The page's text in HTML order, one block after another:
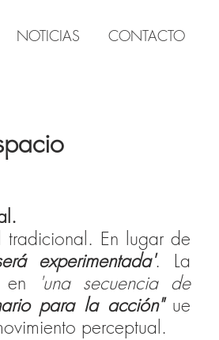
NOTICIAS CONTACTO
tradicional. En lugar de
experimentada'. La
en
'una secuencia de
para la acción" ue
perceptual.